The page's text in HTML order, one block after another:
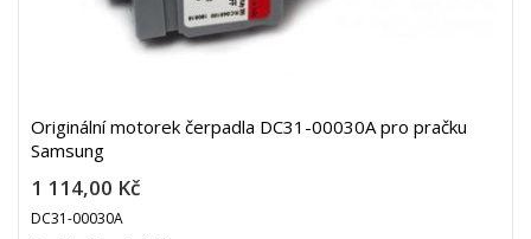
Originální motorek čerpadla DC31-00030A pro pračku
Samsung
1 114,00 Kč
DC31-00030A